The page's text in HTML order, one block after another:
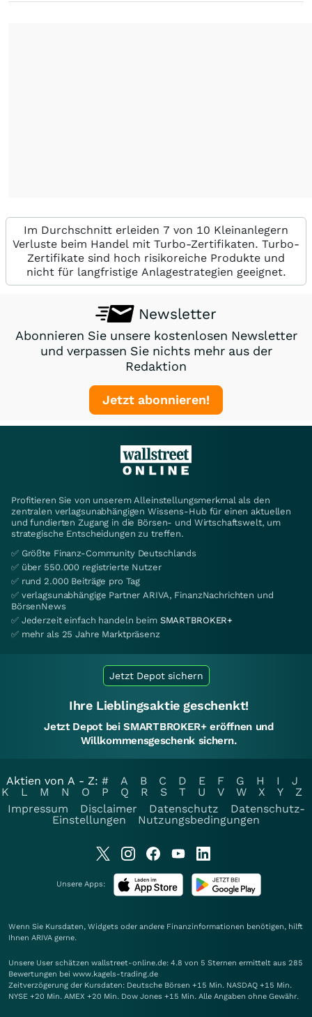
Im Durchschnitt erleiden 7 von 10 Kleinanlegern
Verluste beim Handel mit Turbo-Zertifikaten. Turbo-
Zertifikate sind hoch risikoreiche Produkte und
nicht für langfristige Anlagestrategien geeignet.
Newsletter
Abonnieren Sie unsere kostenlosen Newsletter
und verpassen Sie nichts mehr aus der
Redaktion
Jetzt abonnieren!
Profitieren Sie von unserem Alleinstellungsmerkmal als den
zentralen verlagsunabhängigen Wissens-Hub für einen aktuellen
und fundierten Zugang in die Börsen- und Wirtschaftswelt, um
strategische Entscheidungen zu treffen.
✅ Größte Finanz-Community Deutschlands
✅ über 550.000 registrierte Nutzer
✅ rund 2.000 Beiträge pro Tag
✅ verlagsunabhängige Partner ARIVA, FinanzNachrichten und
BörsenNews
✅ Jederzeit einfach handeln beim SMARTBROKER+
✅ mehr als 25 Jahre Marktpräsenz
Jetzt Depot sichern
Ihre Lieblingsaktie geschenkt!
Jetzt Depot bei SMARTBROKER+ eröffnen und
Willkommensgeschenk sichern.
Aktien von A - Z: # A B C D E F G H I
J
K
L M N O P Q R S T U V W X Y
Z
Impressum
Disclaimer Datenschutz
Datenschutz-
Einstellungen
Nutzungsbedingungen
Unsere Apps:
Wenn Sie Kursdaten, Widgets oder andere Finanzinformationen benötigen, hilft
Ihnen ARIVA gerne.
Unsere User schätzen wallstreet-online.de: 4.8 von 5 Sternen ermittelt aus 285
Bewertungen bei www.kagels-trading.de
Zeitverzögerung der Kursdaten: Deutsche Börsen +15 Min. NASDAQ +15 Min.
NYSE +20 Min. AMEX +20 Min. Dow Jones +15 Min. Alle Angaben ohne Gewähr.